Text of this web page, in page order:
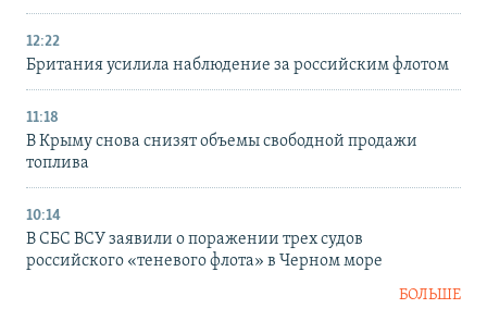
12:22
Британия усилила наблюдение за российским флотом
11:18
В Крыму снова снизят объемы свободной продажи
топлива
10:14
В СБС ВСУ заявили о поражении трех судов
российского «теневого флота» в Черном море
БОЛЬШЕ